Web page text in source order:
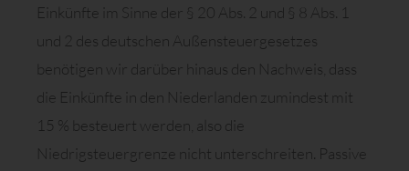
Einkünfte im Sinne der § 20 Abs. 2 und § 8 Abs. 1
und 2 des deutschen Außensteuergesetzes
benötigen wir darüber hinaus den Nachweis, dass
die Einkünfte in den Niederlanden zumindest mit
15 % besteuert werden, also die
Niedrigsteuergrenze nicht unterschreiten. Passive